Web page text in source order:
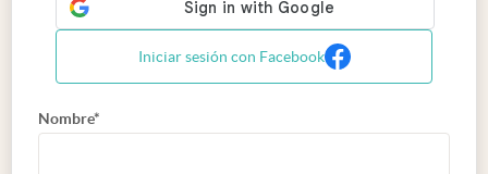
Iniciar sesión con Facebook
Nombre*